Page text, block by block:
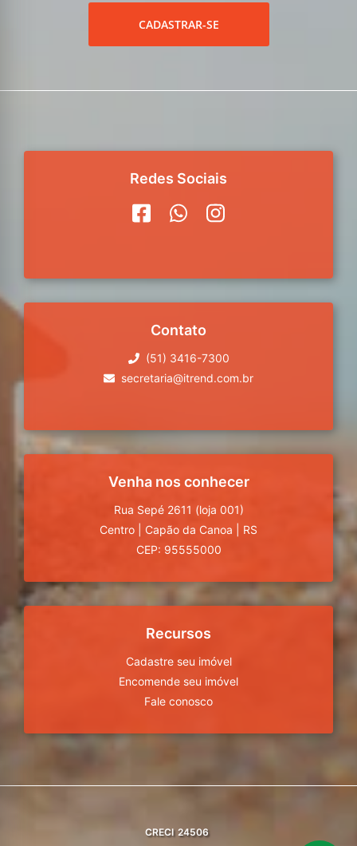
CADASTRAR-SE
Redes Sociais
Contato
(51) 3416-7300
secretaria@itrend.com.br
Venha nos conhecer
Rua Sepé 2611 (loja 001)
Centro
Capão da Canoa
RS
CEP: 95555000
Recursos
Cadastre seu imóvel
Encomende seu imóvel
Fale conosco
CRECI 24506